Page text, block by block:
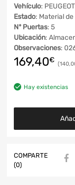
Vehículo:
Estado: Material
Nº Puertas: 5
Ubicación:
Observaciones:
169,40€
Hay existencias
COMPARTE
(0)